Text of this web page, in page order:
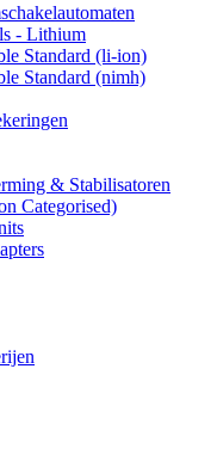
- Lithium
Standard (li-ion)
Standard (nimh)
& Stabilisatoren
Categorised)